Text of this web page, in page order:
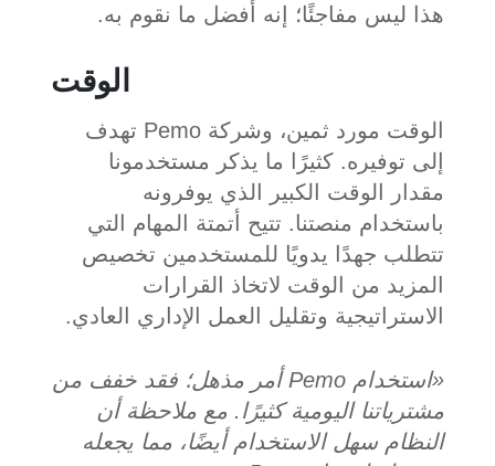
هذا ليس مفاجئًا؛ إنه أفضل ما نقوم به.
الوقت
الوقت مورد ثمين، وشركة Pemo تهدف
إلى توفيره. كثيرًا ما يذكر مستخدمونا
مقدار الوقت الكبير الذي يوفرونه
باستخدام منصتنا. تتيح أتمتة المهام التي
تتطلب جهدًا يدويًا للمستخدمين تخصيص
المزيد من الوقت لاتخاذ القرارات
الاستراتيجية وتقليل العمل الإداري العادي.
«استخدام Pemo أمر مذهل؛ فقد خفف من
مشترياتنا اليومية كثيرًا. مع ملاحظة أن
النظام سهل الاستخدام أيضًا، مما يجعله